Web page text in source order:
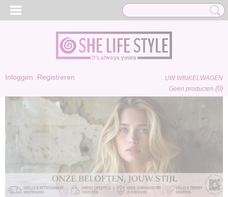
Inloggen Registreren
UW WINKELWAGEN
Geen producten (0)